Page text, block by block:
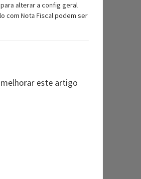
alterar a config geral
com Nota Fiscal podem ser
este artigo